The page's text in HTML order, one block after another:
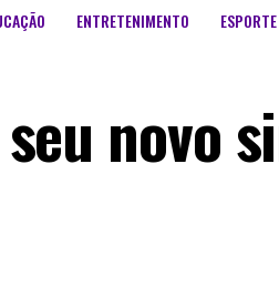
ENTRETENIMENTO ESPORTE
novo